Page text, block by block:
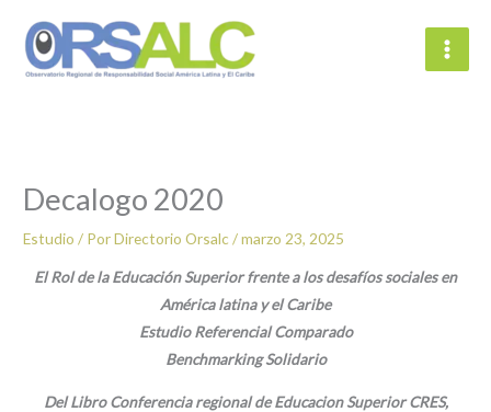
contenido
Decalogo 2020
Estudio / PorDirectorio Orsalc/marzo 23, 2025
El Rol de la Educación Superior frente a los desafíos sociales en
América latina y el Caribe
Estudio Referencial Comparado
Benchmarking Solidario
Del Libro Conferencia regional de Educacion Superior CRES,